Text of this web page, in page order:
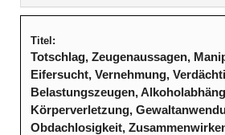
Titel:
Totschlag, Zeugenaussagen,
Eifersucht, Vernehmung,
Belastungszeugen,
Körperverletzung,
Obdachlosigkeit,